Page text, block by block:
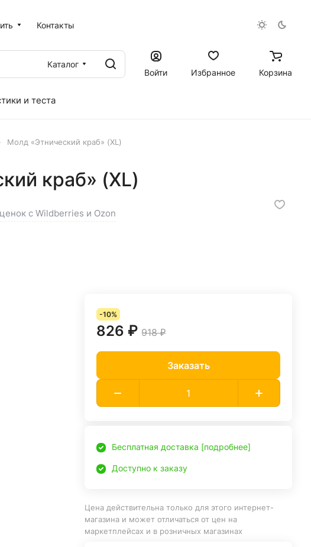
Контакты
Каталог
Войти
Избранное Корзина
и теста
Молд «Этнический краб» (XL)
краб» (XL)
с Wildberries и Ozon
-10%
826 ₽ 918 ₽
Заказать
Бесплатная доставка [подробнее]
Доступно к заказу
Цена действительна только для этого интернет-
магазина и может отличаться от цен на
маркетплейсах и в розничных магазинах